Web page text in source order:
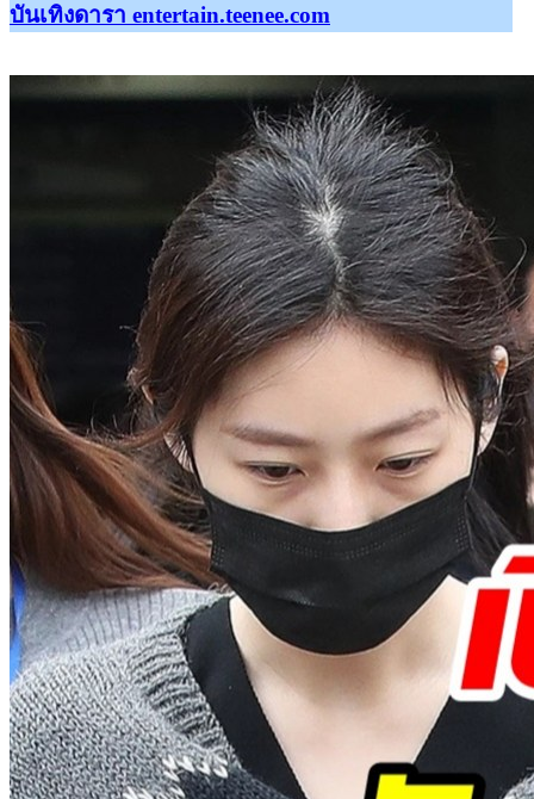
บันเทิงดารา entertain.teenee.com